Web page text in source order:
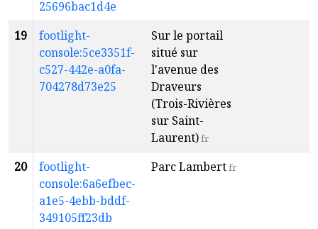
25696bac1d4e
19
footlight-
console:5ce3351f-
c527-442e-a0fa-
704278d73e25
Sur le portail
situé sur
l'avenue des
Draveurs
(Trois-Rivières
sur Saint-
Laurent)fr
20
footlight-
console:6a6efbec-
a1e5-4ebb-bddf-
349105ff23db
Parc Lambertfr